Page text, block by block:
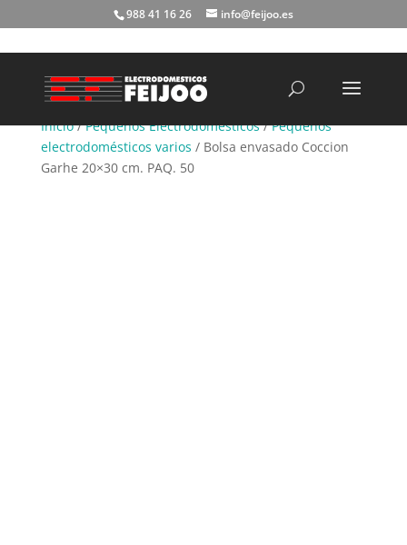
988 41 16 26 info@feijoo.es
Inicio/Pequeños Electrodomésticos/Pequeños
electrodomésticos varios / Bolsa envasado Coccion
Garhe 20×30 cm. PAQ. 50